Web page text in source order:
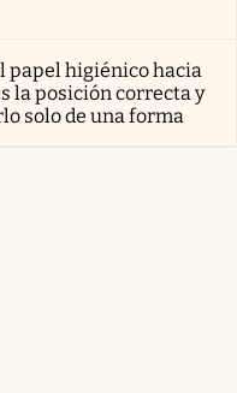
papel higiénico hacia
la posición correcta y
solo de una forma